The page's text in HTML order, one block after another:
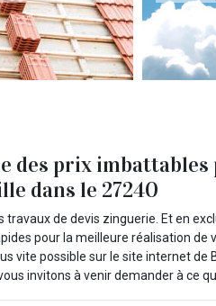
des prix imbattables
dans le 27240
travaux de devis zinguerie. Et en
pour la meilleure réalisation de
vite possible sur le site internet
invitons à venir demander à ce